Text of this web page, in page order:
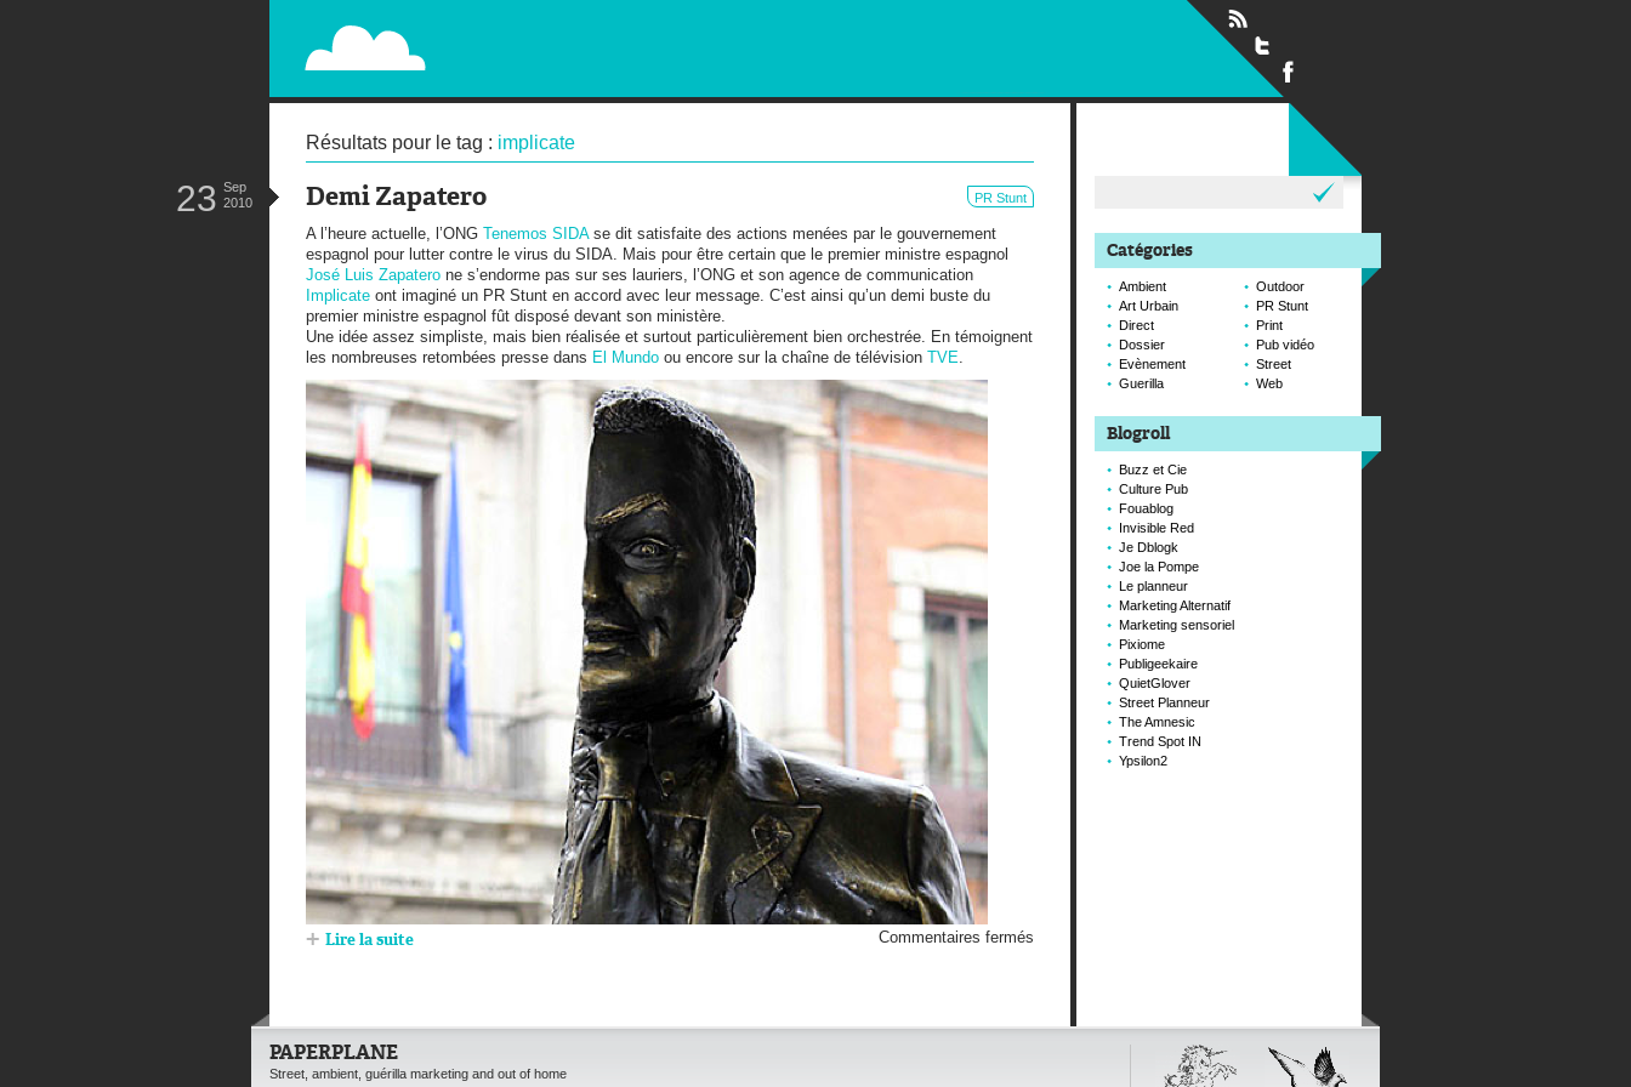
PAPERPLANE
STREET, AMBIENT, GUÉRILLA MARKETING AND OUT OF HOME
Résultats pour le tag : implicate
Demi Zapatero PR Stunt
23 Sep
2010
A l’heure actuelle, l’ONG Tenemos SIDAse dit satisfaite des actions menées par le gouvernement
espagnol pour lutter contre le virus du SIDA. Mais pour être certain que le premier ministre espagnol
José Luis Zapatero ne s’endorme pas sur ses lauriers, l’ONG et son agence de communication
Implicate ont imaginé un PR Stunt en accord avec leur message. C’est ainsi qu’un demi buste du
premier ministre espagnol fût disposé devant son ministère.
Une idée assez simpliste, mais bien réalisée et surtout particulièrement bien orchestrée. En témoignent
les nombreuses retombées presse dans El Mundo ou encore sur la chaîne de télévision TVE
Lire la suite Commentaires fermés
Catégories
Ambient
Art Urbain
Direct
Dossier
Evènement
Guerilla
Outdoor
PR Stunt
Print
Pub vidéo
Street
Web
Blogroll
Buzz et Cie
Culture Pub
Fouablog
Invisible Red
Je Dblogk
Joe la Pompe
Le planneur
Marketing Alternatif
Marketing sensoriel
Pixiome
Publigeekaire
QuietGlover
Street Planneur
The Amnesic
Trend Spot IN
Ypsilon2
PAPERPLANE
Street, ambient, guérilla marketing and out of home